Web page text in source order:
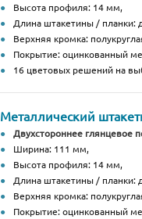
Высота профиля: 14 мм,
Длина штакетины / планки:
Верхняя кромка:
Покрытие: оцинкованный
16 цветовых решений на
Металлический
Двухстороннее глянцевое
Ширина: 111 мм,
Высота профиля: 14 мм,
Длина штакетины / планки:
Верхняя кромка:
Покрытие: оцинкованный